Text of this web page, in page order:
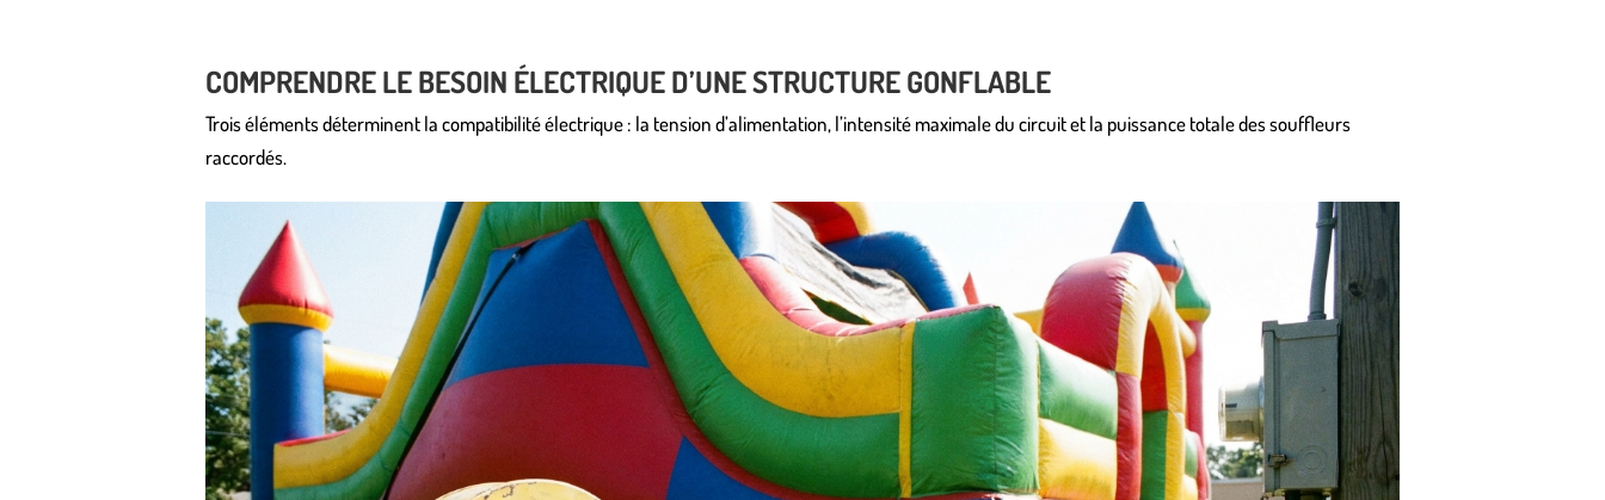
COMPRENDRE LE BESOIN ÉLECTRIQUE D’UNE STRUCTURE GONFLABLE
Trois éléments déterminent la compatibilité électrique : la tension d’alimentation, l’intensité maximale du circuit et la puissance totale des souffleurs
raccordés.